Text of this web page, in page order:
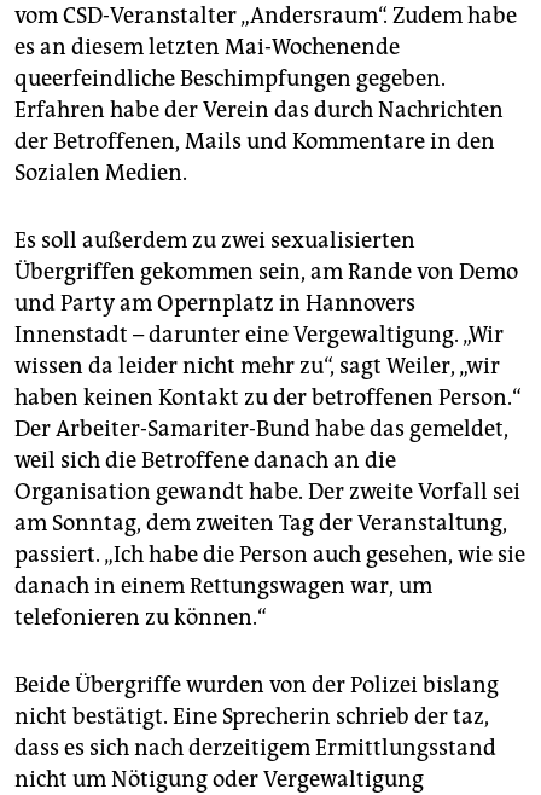
vom CSD-Veranstalter „Andersraum“. Zudem habe
es an diesem letzten Mai-Wochenende
queerfeindliche Beschimpfungen gegeben.
Erfahren habe der Verein das durch Nachrichten
der Betroffenen, Mails und Kommentare in den
Sozialen Medien.
Es soll außerdem zu zwei sexualisierten
Übergriffen gekommen sein, am Rande von Demo
und Party am Opernplatz in Hannovers
Innenstadt – darunter eine Vergewaltigung. „Wir
wissen da leider nicht mehr zu“, sagt Weiler, „wir
haben keinen Kontakt zu der betroffenen Person.“
Der Arbeiter-Samariter-Bund habe das gemeldet,
weil sich die Betroffene danach an die
Organisation gewandt habe. Der zweite Vorfall sei
am Sonntag, dem zweiten Tag der Veranstaltung,
passiert. „Ich habe die Person auch gesehen, wie sie
danach in einem Rettungswagen war, um
telefonieren zu können.“
Beide Übergriffe wurden von der Polizei bislang
nicht bestätigt. Eine Sprecherin schrieb der taz,
dass es sich nach derzeitigem Ermittlungsstand
nicht um Nötigung oder Vergewaltigung